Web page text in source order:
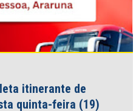
itinerante de
quinta-feira (19)